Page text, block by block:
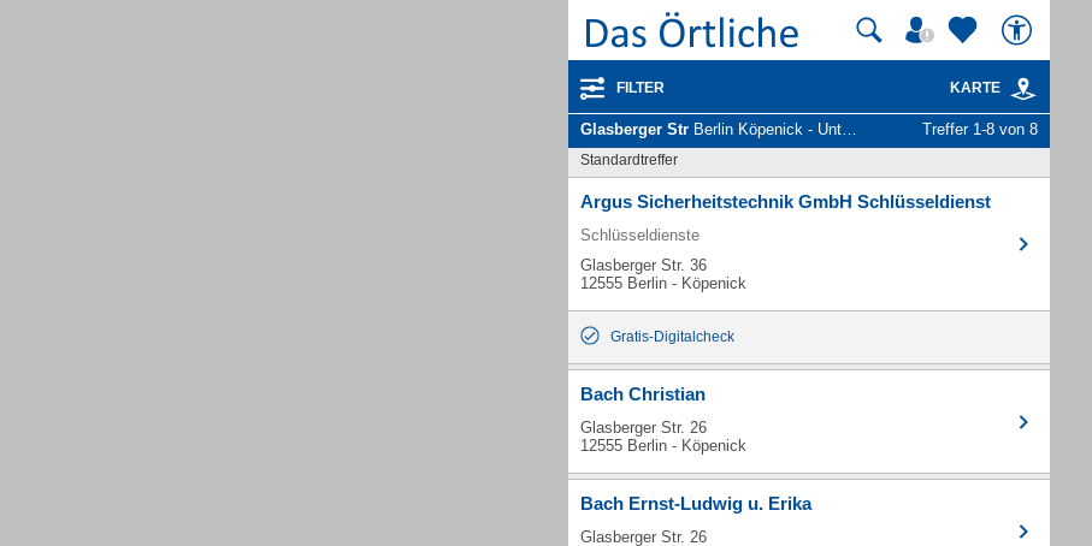
FILTER KARTE
Glasberger Str Berlin Köpenick - Unternehmen und Personen Treffer 1-8 von 8
Standardtreffer
Argus Sicherheitstechnik GmbH Schlüsseldienst
Schlüsseldienste
Glasberger Str. 36
12555 Berlin - Köpenick
Gratis-Digitalcheck
Bach Christian
Glasberger Str. 26
12555 Berlin - Köpenick
Bach Ernst-Ludwig u. Erika
Glasberger Str. 26